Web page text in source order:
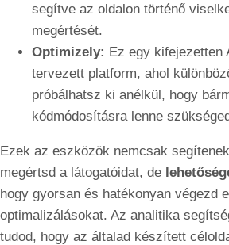
segítve az oldalon történő
megértését.
Optimizely: Ez egy kifejezetten
tervezett platform, ahol
próbálhatsz ki anélkül, hogy
kódmódosításra lenne
Ezek az eszközök nemcsak
megértsd a látogatóidat, de
hogy gyorsan és hatékonyan végezd
optimalizálásokat. Az analitika
tudod, hogy az általad készített